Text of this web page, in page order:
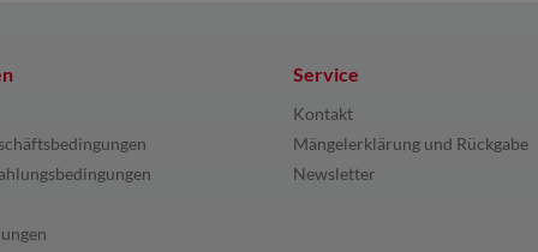
Service
Kontakt
Mängelerklärung und Rückgabe
Newsletter